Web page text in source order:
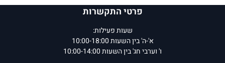
פרטי התקשרות
שעות פעילות:
א'-ה' בין השעות 10:00-18:00
ו' וערבי חג' בין השעות 10:00-14:00